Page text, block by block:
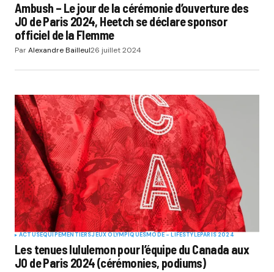
Ambush – Le jour de la cérémonie d’ouverture des
JO de Paris 2024, Heetch se déclare sponsor
officiel de la Flemme
ParAlexandre Bailleul26 juillet 2024
ACTUSEQUIPEMENTIERSJEUX OLYMPIQUESMODE - LIFESTYLEPARIS 2024
Les tenues lululemon pour l’équipe du Canada aux
JO de Paris 2024 (cérémonies, podiums)